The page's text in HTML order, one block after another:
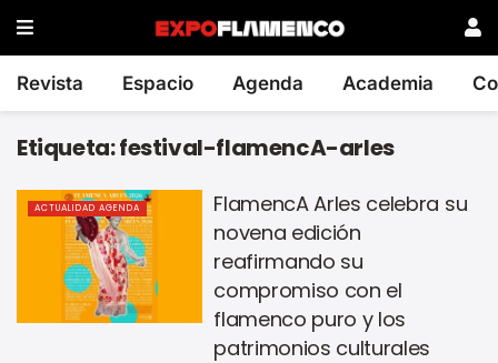
Revista Espacio Agenda Academia
Etiqueta:festival-flamencA-arles
ACTUALIDAD AGENDA
FlamencA Arles celebra su
novena edición
reafirmando su
compromiso con el
flamenco puro y los
patrimonios culturales